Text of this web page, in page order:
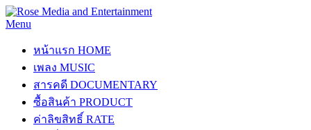
Menu
หน้าแรก HOME
เพลง MUSIC
สารคดี DOCUMENTARY
ซื้อสินค้า PRODUCT
ค่าลิขสิทธิ์ RATE